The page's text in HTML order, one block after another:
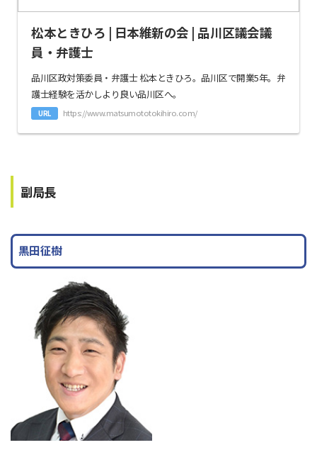
松本ときひろ | 日本維新の会 | 品川区議会議
員・弁護士
品川区政対策委員・弁護士 松本ときひろ。品川区で開業5年。弁
護士経験を活かしより良い品川区へ。
URL https://www.matsumototokihiro.com/
副局長
黒田征樹